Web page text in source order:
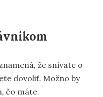
že snívate o
dovoliť. Možno by
čo máte.